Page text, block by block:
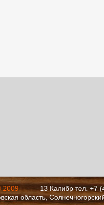
2009
13 Калибр тел. +7
область,